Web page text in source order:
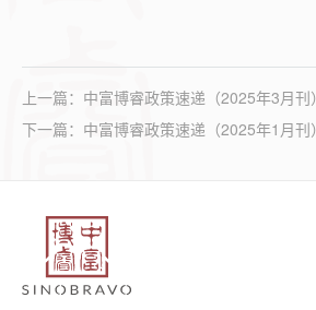
上一篇： 中富博睿政策速递（2025年3月刊）
下一篇： 中富博睿政策速递（2025年1月刊）